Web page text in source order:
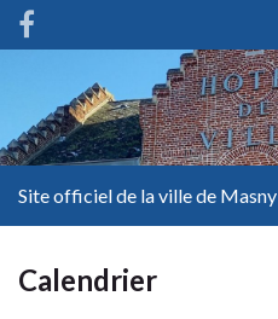
Site officiel de la ville de Masny
Calendrier